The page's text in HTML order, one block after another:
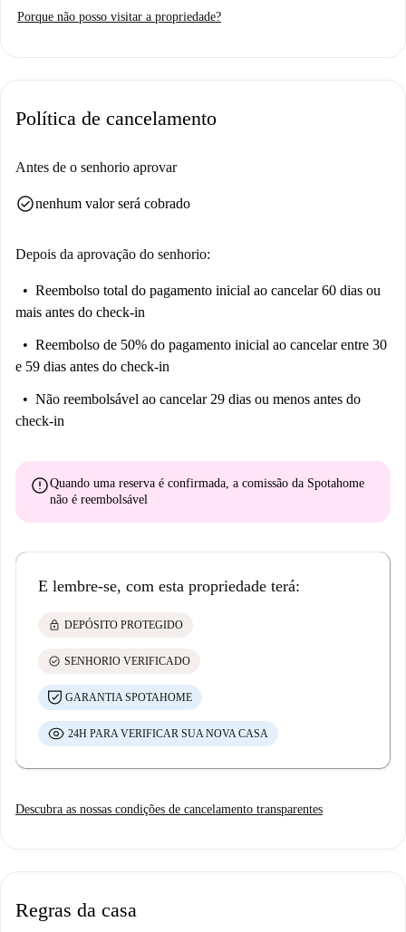
proprietários da Spotahome são rigorosamente verificados, garantindo
da proximidade com a Casa de la Premsa, a Casa de los Caracoles e o
incluem a Font Màgica de Montjuïc, o Passeio das Fontes e as Quatre
Porque não posso visitar a propriedade?
Política de cancelamento
Antes de o senhorio aprovar
check_circlenenhum valor será cobrado
Depois da aprovação do senhorio:
Reembolso total do pagamento inicial ao cancelar 60 dias ou
mais antes do check-in
Reembolso de 50% do pagamento inicial ao cancelar entre 30
e 59 dias antes do check-in
Não reembolsável ao cancelar 29 dias ou menos antes do
check-in
errorQuando uma reserva é confirmada, a comissão da Spotahome
não é reembolsável
E lembre-se, com esta propriedade terá:
lock DEPÓSITO PROTEGIDO
check_circle SENHORIO VERIFICADO
GARANTIA SPOTAHOME
24H PARA VERIFICAR SUA NOVA CASA
Descubra as nossas condições de cancelamento transparentes
Regras da casa